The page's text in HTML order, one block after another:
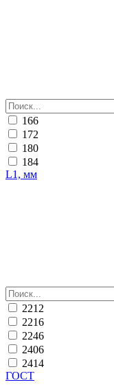
166
172
180
184
L1, мм
2212
2216
2246
2406
2414
ГОСТ